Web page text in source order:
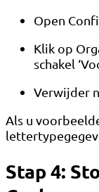
Open
Klik op
schakel
Verwijder
Als u
Stap 4: